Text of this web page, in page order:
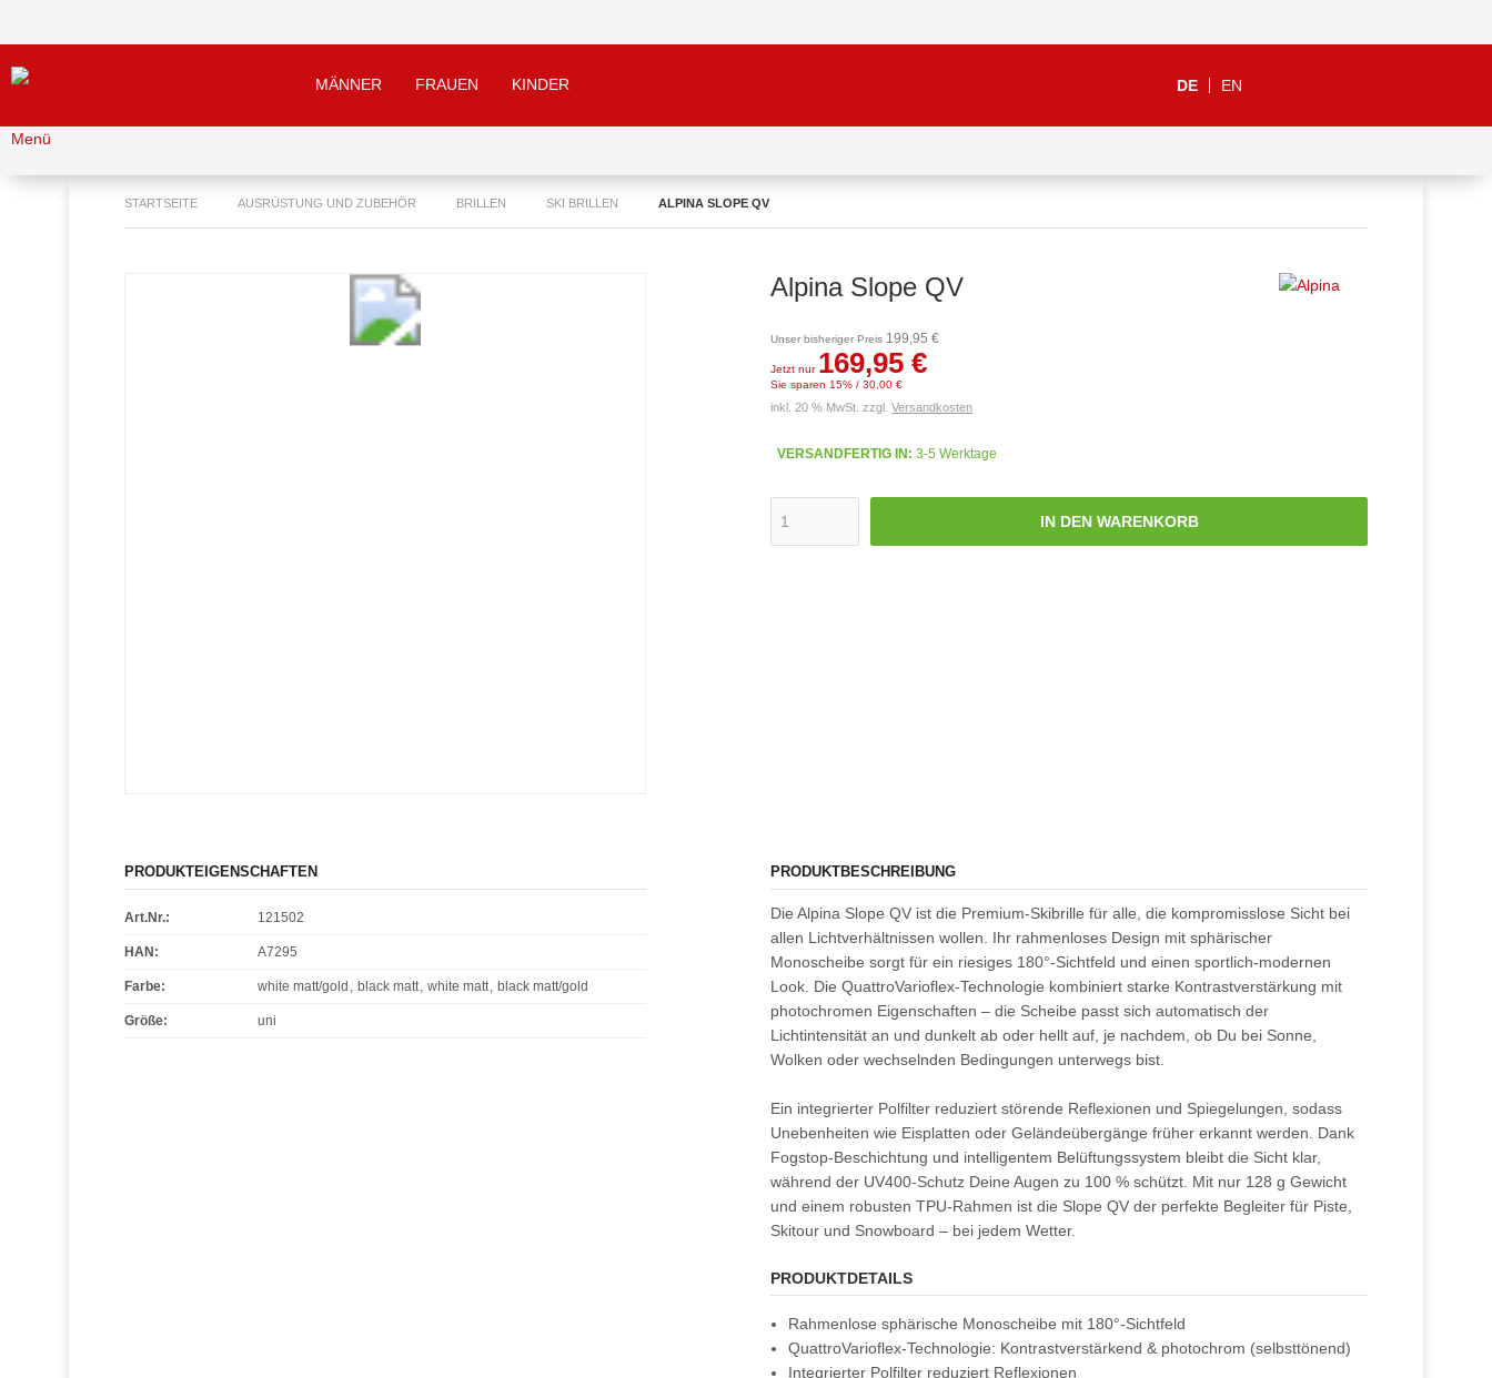
MÄNNER FRAUEN KINDER DE EN
Menü
STARTSEITE AUSRÜSTUNG UND ZUBEHÖR BRILLEN SKI BRILLEN ALPINA SLOPE QV
Alpina Slope QV
Unser bisheriger Preis 199,95 €
Jetzt nur 169,95 €
Sie sparen 15% / 30,00 €
inkl. 20 % MwSt. zzgl.Versandkosten
VERSANDFERTIG IN: 3-5 Werktage
IN DEN WARENKORB
PRODUKTEIGENSCHAFTEN
Art.Nr.: 121502
HAN: A7295
Farbe: white matt/gold , black matt, white matt, black matt/gold
Größe: uni
PRODUKTBESCHREIBUNG
Die Alpina Slope QV ist die Premium-Skibrille für alle, die kompromisslose Sicht bei
allen Lichtverhältnissen wollen. Ihr rahmenloses Design mit sphärischer
Monoscheibe sorgt für ein riesiges 180°-Sichtfeld und einen sportlich-modernen
Look. Die QuattroVarioflex-Technologie kombiniert starke Kontrastverstärkung mit
photochromen Eigenschaften – die Scheibe passt sich automatisch der
Lichtintensität an und dunkelt ab oder hellt auf, je nachdem, ob Du bei Sonne,
Wolken oder wechselnden Bedingungen unterwegs bist.
Ein integrierter Polfilter reduziert störende Reflexionen und Spiegelungen, sodass
Unebenheiten wie Eisplatten oder Geländeübergänge früher erkannt werden. Dank
Fogstop-Beschichtung und intelligentem Belüftungssystem bleibt die Sicht klar,
während der UV400-Schutz Deine Augen zu 100 % schützt. Mit nur 128 g Gewicht
und einem robusten TPU-Rahmen ist die Slope QV der perfekte Begleiter für Piste,
Skitour und Snowboard – bei jedem Wetter.
PRODUKTDETAILS
Rahmenlose sphärische Monoscheibe mit 180°-Sichtfeld
QuattroVarioflex-Technologie: Kontrastverstärkend & photochrom (selbsttönend)
Integrierter Polfilter reduziert Reflexionen